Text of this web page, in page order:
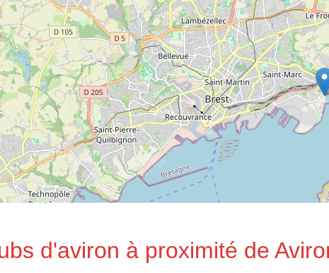
d'aviron à proximité de